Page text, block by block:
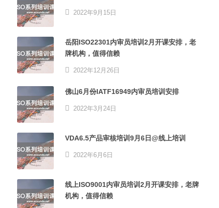
2022年9月15日
岳阳ISO22301内审员培训2月开课安排，老
牌机构，值得信赖
2022年12月26日
佛山6月份IATF16949内审员培训安排
2022年3月24日
VDA6.5产品审核培训9月6日@线上培训
2022年6月6日
线上ISO9001内审员培训2月开课安排，老牌
机构，值得信赖